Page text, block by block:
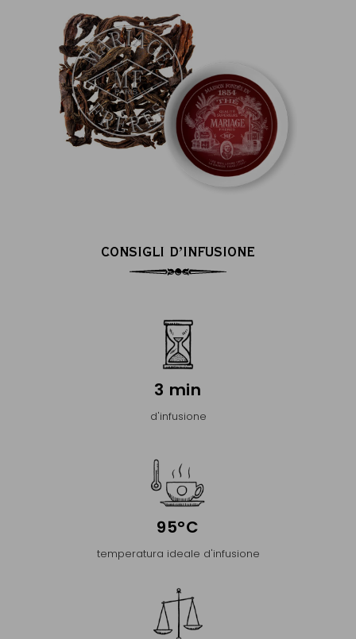
CONSIGLI D’INFUSIONE
3 min
d'infusione
95°C
temperatura ideale d'infusione